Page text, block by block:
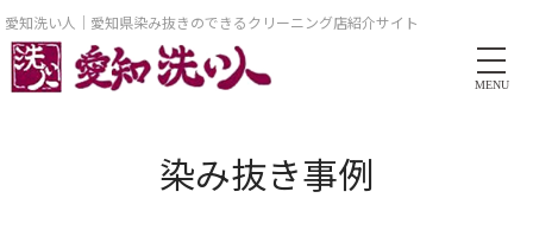
愛知洗い人｜愛知県染み抜きのできるクリーニング店紹介サイト
MENU
染み抜き事例